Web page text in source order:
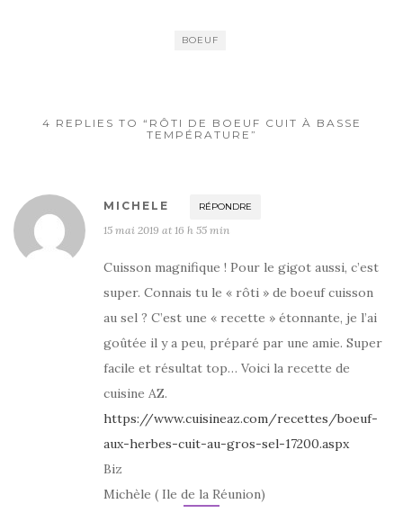
k
BOEUF
4 REPLIES TO “RÔTI DE BOEUF CUIT À BASSE
TEMPÉRATURE”
MICHELE RÉPONDRE
15 mai 2019 at 16 h 55 min
Cuisson magnifique ! Pour le gigot aussi, c’est
super. Connais tu le « rôti » de boeuf cuisson
au sel ? C’est une « recette » étonnante, je l’ai
goûtée il y a peu, préparé par une amie. Super
facile et résultat top… Voici la recette de
cuisine AZ.
https://www.cuisineaz.com/recettes/boeuf-
aux-herbes-cuit-au-gros-sel-17200.aspx
Biz
Michèle ( Ile de la Réunion)